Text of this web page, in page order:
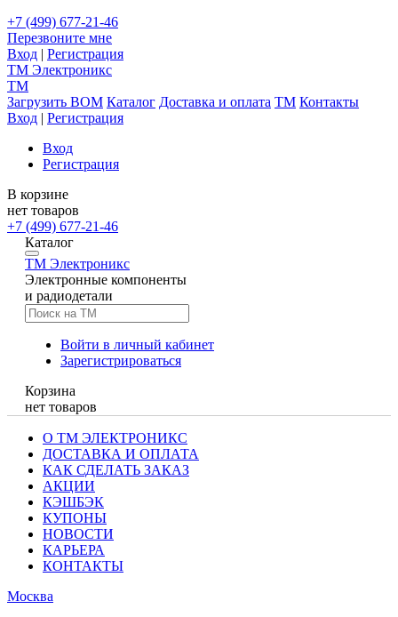
+7 (499) 677-21-46
Перезвоните мне
Вход | Регистрация
TM Электроникс
TM
Загрузить BOM Каталог Доставка и оплата TM Контакты
Вход | Регистрация
Вход
Регистрация
В корзине
нет товаров
+7 (499) 677-21-46
Каталог
TM Электроникс
Электронные компоненты
и радиодетали
Войти в личный кабинет
Зарегистрироваться
Корзина
нет товаров
О ТМ ЭЛЕКТРОНИКС
ДОСТАВКА И ОПЛАТА
КАК СДЕЛАТЬ ЗАКАЗ
АКЦИИ
КЭШБЭК
КУПОНЫ
НОВОСТИ
КАРЬЕРА
КОНТАКТЫ
Москва